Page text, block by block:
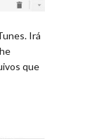
Irá
que